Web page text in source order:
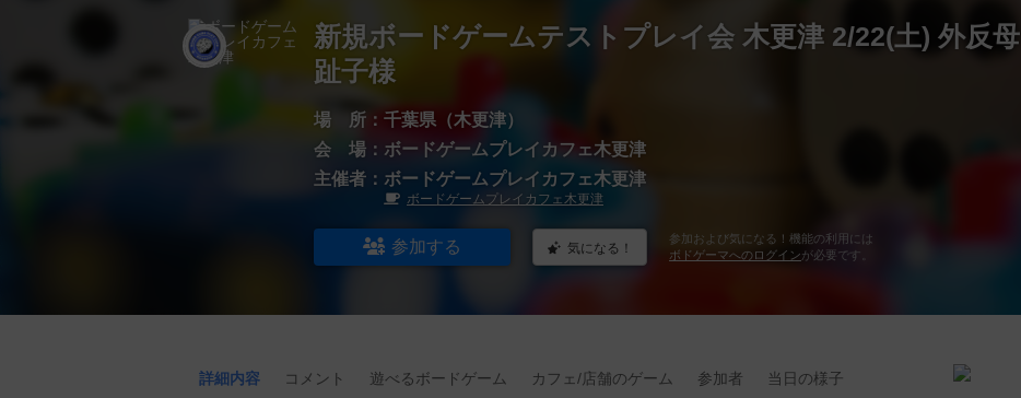
新規ボードゲームテストプレイ会 木更津 2/22(土) 外反母
趾子様
場 所： 千葉県（木更津）
会 場： ボードゲームプレイカフェ木更津
主催者： ボードゲームプレイカフェ木更津
ボードゲームプレイカフェ木更津
参加する 気になる！
参加および気になる！機能の利用には
ボドゲーマへのログインが必要です。
詳細内容 コメント 遊べるボードゲーム カフェ/店舗のゲーム 参加者 当日の様子